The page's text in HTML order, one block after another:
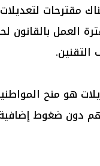
مقترحات
العمل بالقانون
التقنين.
هو منح
دون ضغوط